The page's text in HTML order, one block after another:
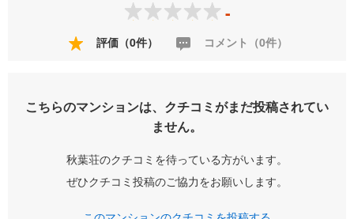
-
評価（0件） コメント（0件）
こちらのマンションは、クチコミがまだ投稿されてい
ません。
秋葉荘のクチコミを待っている方がいます。
ぜひクチコミ投稿のご協力をお願いします。